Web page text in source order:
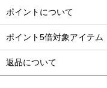
ポイントについて
ポイント5倍対象アイテム
返品について